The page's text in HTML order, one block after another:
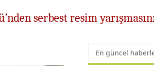
serbest resim
En güncel